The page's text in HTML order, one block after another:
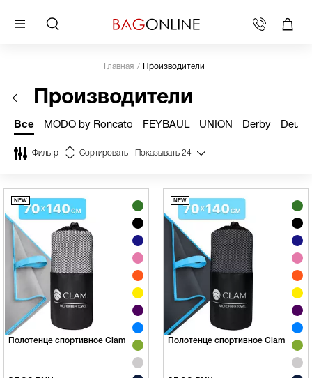
Главная Производители
Производители
Все MODO by Roncato FEYBAUL UNION Derby Deuter
Фильтр Сортировать Показывать 24
Полотенце спортивное Clam Полотенце спортивное Clam